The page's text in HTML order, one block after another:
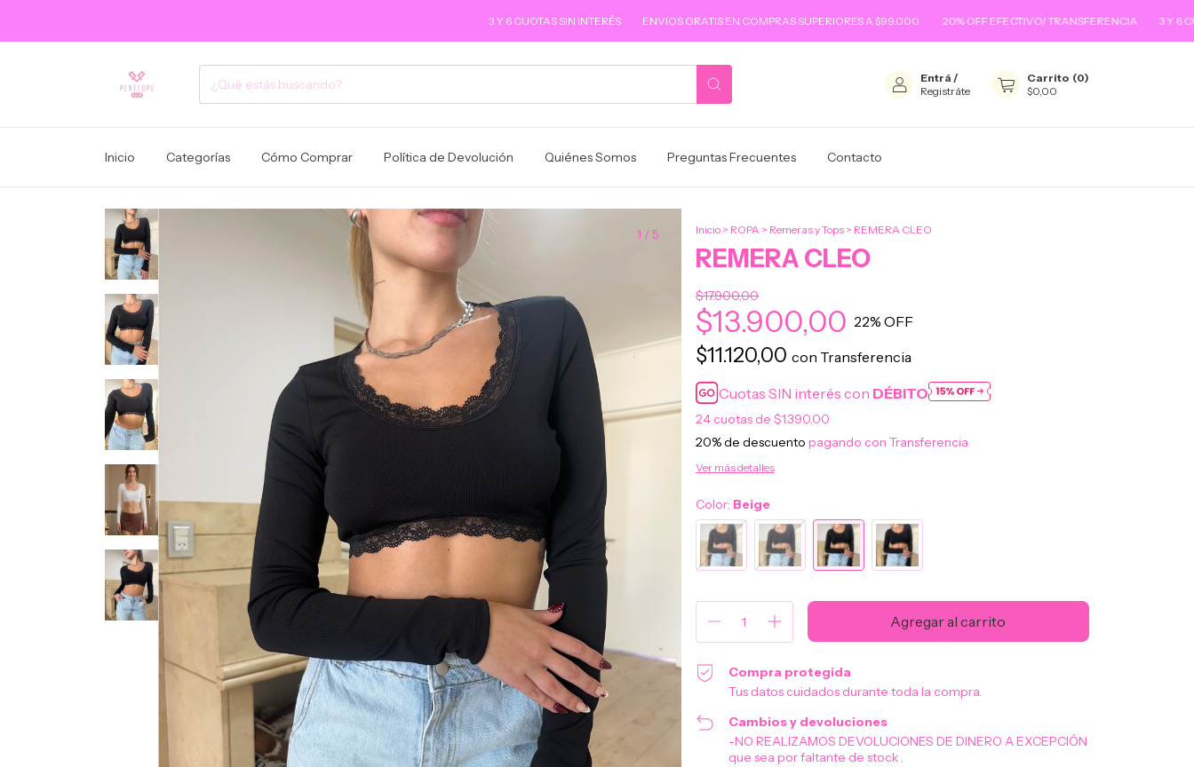
3 Y 6 CUOTAS SIN INTERÉS ENVIOS GRATIS EN COMPRAS SUPERIORES A $99.000. 20% OFF EFECTIVO/ TRANSFERENCIA 3 Y 6 CUOTAS
Entrá /
Registráte
Carrito (0)
$0,00
Inicio Categorías Cómo Comprar Política de Devolución Quiénes Somos Preguntas Frecuentes Contacto
1 / 5 Inicio > ROPA > Remeras y Tops > REMERA CLEO
REMERA CLEO
$17.900,00
$13.900,00 22% OFF
$11.120,00 con Transferencia
Cuotas SIN interés con DÉBITO
24 cuotas de $1.390,00
20% de descuento pagando con Transferencia
Ver más detalles
Color: Beige
Compra protegida
Tus datos cuidados durante toda la compra.
Cambios y devoluciones
-NO REALIZAMOS DEVOLUCIONES DE DINERO A EXCEPCIÓN
que sea por faltante de stock .